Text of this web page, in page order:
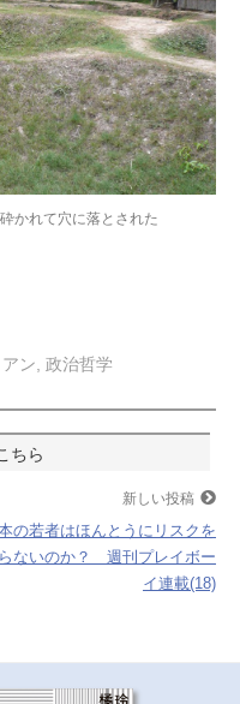
かれて穴に落とされた
ン 政治哲学
新しい投稿
の若者はほんとうにリスクを
ないのか？ 週刊プレイボー
イ連載(18)